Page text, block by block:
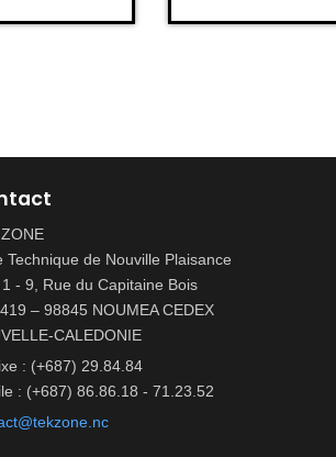
Technique de Nouville Plaisance
- 9, Rue du Capitaine Bois
– 98845 NOUMEA CEDEX
CALEDONIE
: (+687) 29.84.84
: (+687) 86.86.18 - 71.23.52